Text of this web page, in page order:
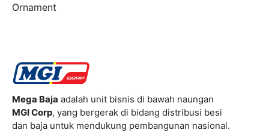
Ornament
Mega Baja adalah unit bisnis di bawah naungan
MGI Corp, yang bergerak di bidang distribusi besi
dan baja untuk mendukung pembangunan nasional.